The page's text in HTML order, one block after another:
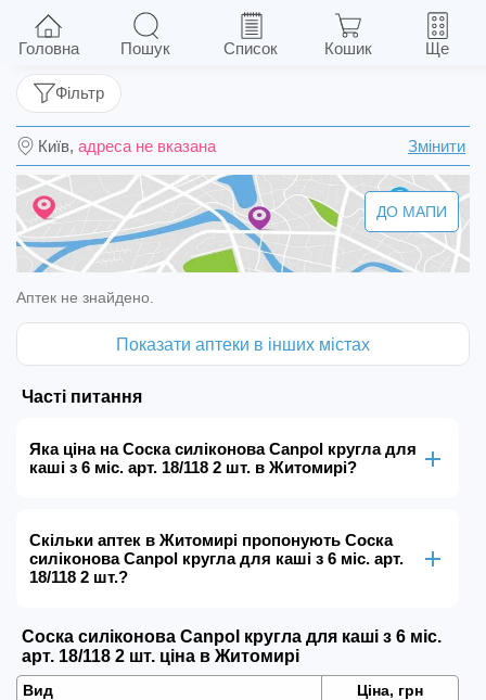
Соска силіконова Canpol кругла для каші з 6
міс. арт. 18/118 2 шт.
Київ, адреса не вказана Змінити
Фільтр
ДО МАПИ
Аптек не знайдено.
Показати аптеки в інших містах
Часті питання
Яка ціна на Соска силіконова Canpol кругла для
каші з 6 міс. арт. 18/118 2 шт. в Житомирі?
Скільки аптек в Житомирі пропонують Соска
силіконова Canpol кругла для каші з 6 міс. арт.
18/118 2 шт.?
Соска силіконова Canpol кругла для каші з 6 міс.
арт. 18/118 2 шт. ціна в Житомирі
Вид Ціна, грн
Головна Пошук Список Кошик Ще